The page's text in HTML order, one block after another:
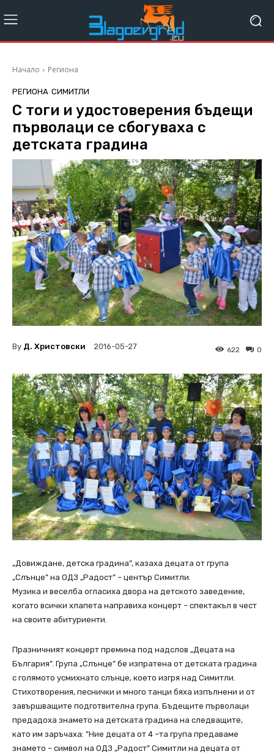
Начало Региона
РЕГИОНА СИМИТЛИ
С тоги и удостоверения бъдещи
първолаци се сбогуваха с
детската градина
By Д. Христовски 2016-05-27 0
622
„Довиждане, детска градина”, казаха децата от група
„Слънце” на ОДЗ „Радост” – център Симитли.
Музика и веселба огласиха двора на детското заведение,
когато всички хлапета направиха концерт – спектакъл в чест
на своите абитуриенти.
Празничният концерт премина под надслов „Децата на
България”. Група „Слънце” бе изпратена от детската градина
с голямото усмихнато слънце, което изгря над Симитли.
Стихотворения, песнички и много танци бяха изпълнени и от
завършващите подготвителна група. Бъдещите първолаци
предадоха знамето на детската градина на следващите,
като им заръчаха: ”Ние децата от 4 –та група предаваме
знамето – символ на ОДЗ „Радост” Симитли на децата от